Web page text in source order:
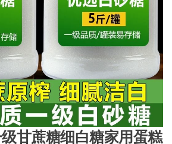
甘蔗糖细白糖家用蛋糕